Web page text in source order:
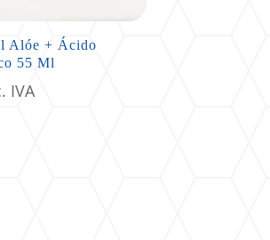
Alóe + Ácido
55 Ml
IVA